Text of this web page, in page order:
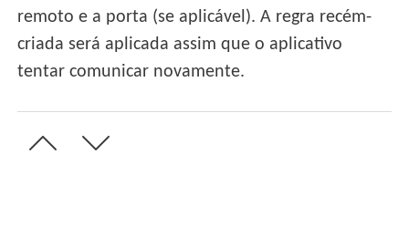
remoto e a porta (se aplicável). A regra recém-
criada será aplicada assim que o aplicativo
tentar comunicar novamente.